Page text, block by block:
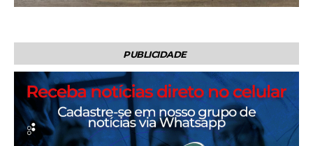
PUBLICIDADE